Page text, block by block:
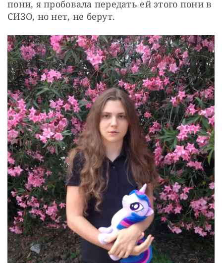
пони, я пробовала передать ей этого пони в
СИЗО, но нет, не берут.